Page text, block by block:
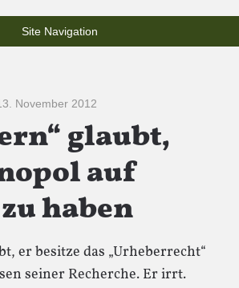
Site Navigation
November 2012
glaubt,
auf
haben
er besitze das „Urheberrecht“
seiner Recherche. Er irrt.